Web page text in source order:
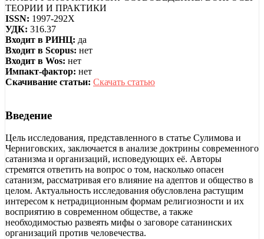
ТЕОРИИ И ПРАКТИКИ
ISSN: 1997-292X
УДК: 316.37
Входит в РИНЦ: да
Входит в Scopus: нет
Входит в Wos: нет
Импакт-фактор: нет
Скачивание статьи: Скачать статью
Введение
Цель исследования, представленного в статье Сулимова и
Черниговских, заключается в анализе доктрины современного
сатанизма и организаций, исповедующих её. Авторы
стремятся ответить на вопрос о том, насколько опасен
сатанизм, рассматривая его влияние на адептов и общество в
целом. Актуальность исследования обусловлена растущим
интересом к нетрадиционным формам религиозности и их
восприятию в современном обществе, а также
необходимостью развеять мифы о заговоре сатанинских
организаций против человечества.